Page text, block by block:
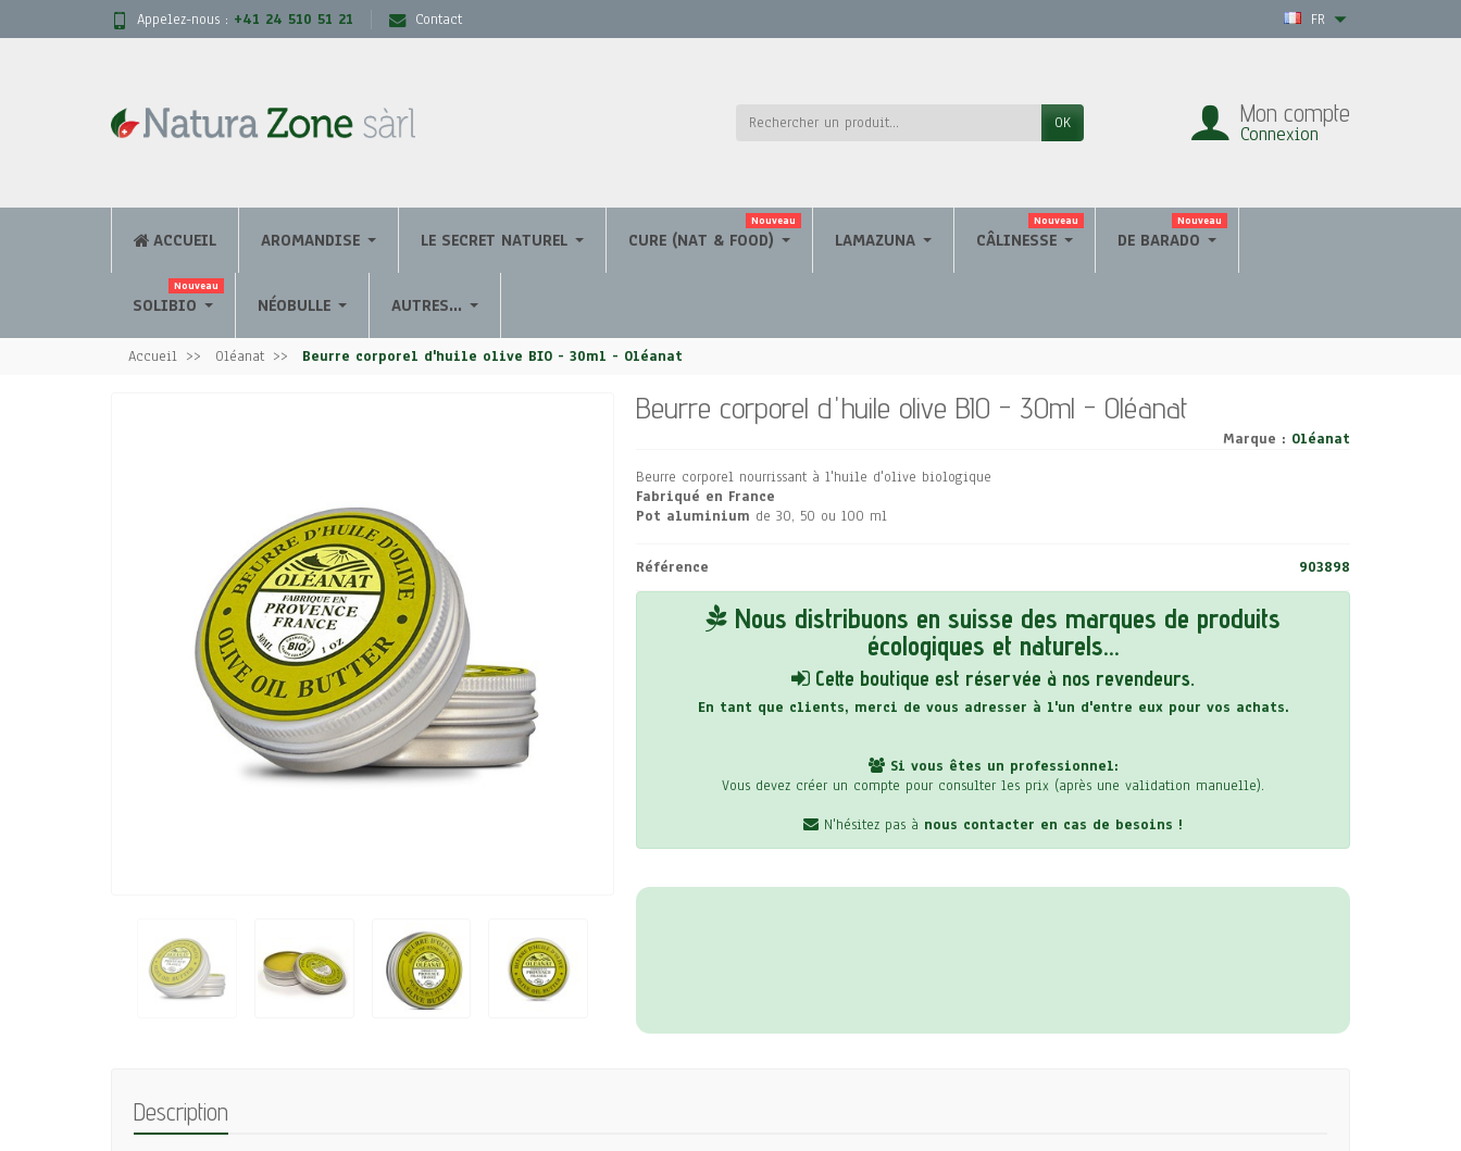
Appelez-nous : +41 24 510 51 21 Contact FR
OK Mon compte
Connexion
ACCUEIL AROMANDISE LE SECRET NATUREL CURE (NAT & FOOD)
Nouveau
LAMAZUNA CÂLINESSE
Nouveau
DE BARADO
Nouveau
SOLIBIO
Nouveau
NÉOBULLE AUTRES...
Accueil Oléanat Beurre corporel d'huile olive BIO - 30ml - Oléanat
Beurre corporel d'huile olive BIO - 30ml - Oléanat
Marque : Oléanat
Beurre corporel nourrissant à l'huile d'olive biologique
Fabriqué en France
Pot aluminium de 30, 50 ou 100 ml
Référence 903898
Nous distribuons en suisse des marques de produits
écologiques et naturels...
Cette boutique est réservée à nos revendeurs.
En tant que clients, merci de vous adresser à l'un d'entre eux pour vos achats.
Si vous êtes un professionnel:
Vous devez créer un compte pour consulter les prix (après une validation manuelle).
N'hésitez pas à nous contacter en cas de besoins !
Description